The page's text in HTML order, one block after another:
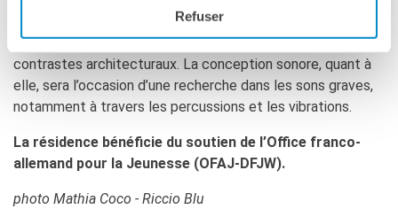
Refuser
baroques sont enserrés par des barres d’immeubles
d’après-guerre, le cinéaste explore à l’image ces
contrastes architecturaux. La conception sonore, quant à
elle, sera l’occasion d’une recherche dans les sons graves,
notamment à travers les percussions et les vibrations.
La résidence bénéficie du soutien de l’Office franco-
allemand pour la Jeunesse (OFAJ-DFJW).
photo Mathia Coco - Riccio Blu